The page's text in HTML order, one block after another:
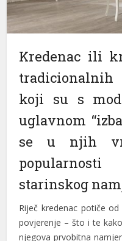
panel
panel
panel
panel
panel
panel
panel
panel
panel
Kredenac ili
tradicionalnih
koji su s
uglavnom
se u njih
starinskog
Riječ kredenac potiče
povjerenje – što i te
njegova prvobitna